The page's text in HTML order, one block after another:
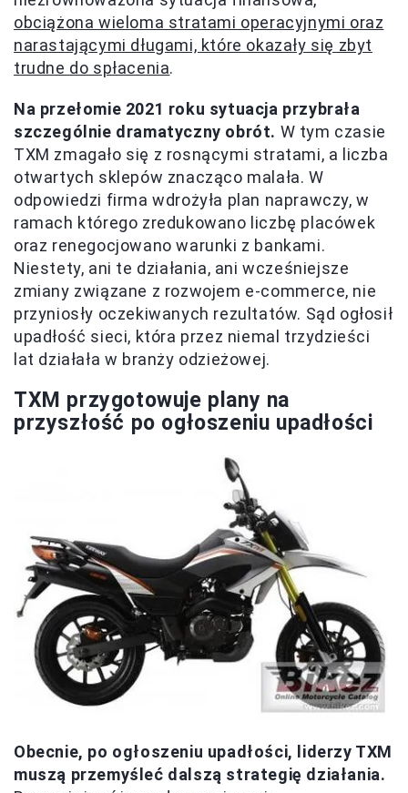
obciążona wieloma stratami operacyjnymi oraz
narastającymi długami, które okazały się zbyt
trudne do spłacenia.
Na przełomie 2021 roku sytuacja przybrała
szczególnie dramatyczny obrót. W tym czasie
TXM zmagało się z rosnącymi stratami, a liczba
otwartych sklepów znacząco malała. W
odpowiedzi firma wdrożyła plan naprawczy, w
ramach którego zredukowano liczbę placówek
oraz renegocjowano warunki z bankami.
Niestety, ani te działania, ani wcześniejsze
zmiany związane z rozwojem e-commerce, nie
przyniosły oczekiwanych rezultatów. Sąd ogłosił
upadłość sieci, która przez niemal trzydzieści
lat działała w branży odzieżowej.
TXM przygotowuje plany na
przyszłość po ogłoszeniu upadłości
Obecnie, po ogłoszeniu upadłości, liderzy TXM
muszą przemyśleć dalszą strategię działania.